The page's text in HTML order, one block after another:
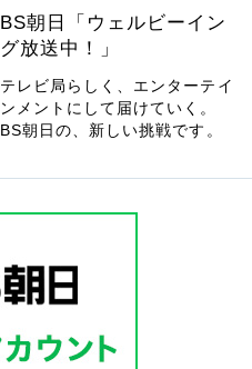
BS朝日「ウェルビーイン
グ放送中！」
テレビ局らしく、エンターテイ
ンメントにして届けていく。
BS朝日の、新しい挑戦です。